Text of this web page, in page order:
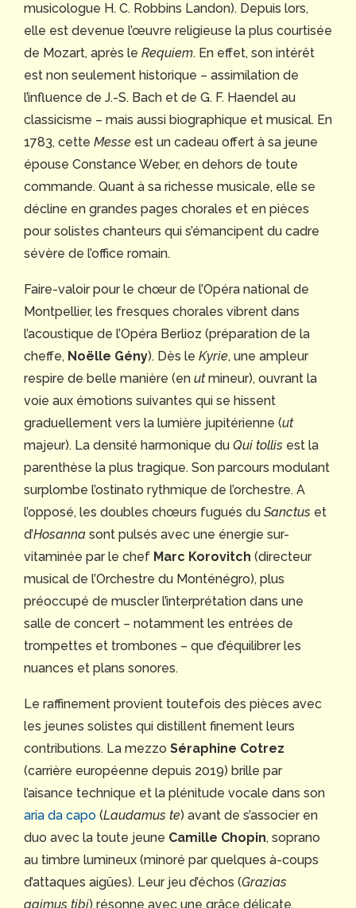
musicologue H. C. Robbins Landon). Depuis lors,
elle est devenue l’œuvre religieuse la plus courtisée
de Mozart, après le Requiem. En effet, son intérêt
est non seulement historique – assimilation de
l’influence de J.-S. Bach et de G. F. Haendel au
classicisme – mais aussi biographique et musical. En
1783, cette Messe est un cadeau offert à sa jeune
épouse Constance Weber, en dehors de toute
commande. Quant à sa richesse musicale, elle se
décline en grandes pages chorales et en pièces
pour solistes chanteurs qui s’émancipent du cadre
sévère de l’office romain.
Faire-valoir pour le chœur de l’Opéra national de
Montpellier, les fresques chorales vibrent dans
l’acoustique de l’Opéra Berlioz (préparation de la
cheffe, Noëlle Gény). Dès le Kyrie, une ampleur
respire de belle manière (en utmineur), ouvrant la
voie aux émotions suivantes qui se hissent
graduellement vers la lumière jupitérienne (ut
majeur). La densité harmonique du Qui tollis est la
parenthèse la plus tragique. Son parcours modulant
surplombe l’ostinato rythmique de l’orchestre. A
l’opposé, les doubles chœurs fugués du Sanctus et
d’Hosanna sont pulsés avec une énergie sur-
vitaminée par le chef Marc Korovitch (directeur
musical de l’Orchestre du Monténégro), plus
préoccupé de muscler l’interprétation dans une
salle de concert – notamment les entrées de
trompettes et trombones – que d’équilibrer les
nuances et plans sonores.
Le raffinement provient toutefois des pièces avec
les jeunes solistes qui distillent finement leurs
contributions. La mezzo Séraphine Cotrez
(carrière européenne depuis 2019) brille par
l’aisance technique et la plénitude vocale dans son
aria da capo (Laudamus te) avant de s’associer en
duo avec la toute jeune Camille Chopin, soprano
au timbre lumineux (minoré par quelques à-coups
d’attaques aigües). Leur jeu d’échos (Grazias
agimus tibi) résonne avec une grâce délicate.